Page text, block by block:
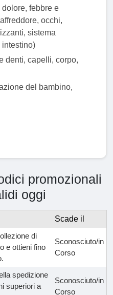
febbre e
occhi,
sistema
intestino)
denti, capelli, corpo,
del bambino,
promozionali
oggi
Scade il
di
e ottieni fino
Sconosciuto/in
Corso
spedizione
superiori a
Sconosciuto/in
Corso